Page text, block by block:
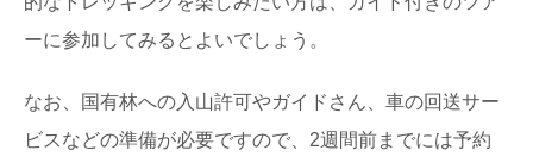
ーに参加してみるとよいでしょう。
なお、国有林への入山許可やガイドさん、車の回送サー
ビスなどの準備が必要ですので、2週間前までには予約